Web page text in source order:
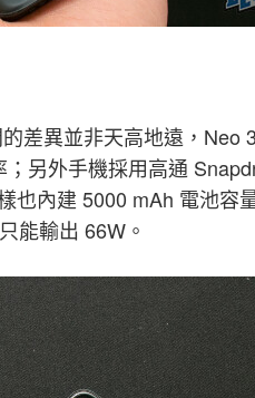
差異並非天高地遠，Neo
另外手機採用高通
內建 5000 mAh 電池容
能輸出 66W。